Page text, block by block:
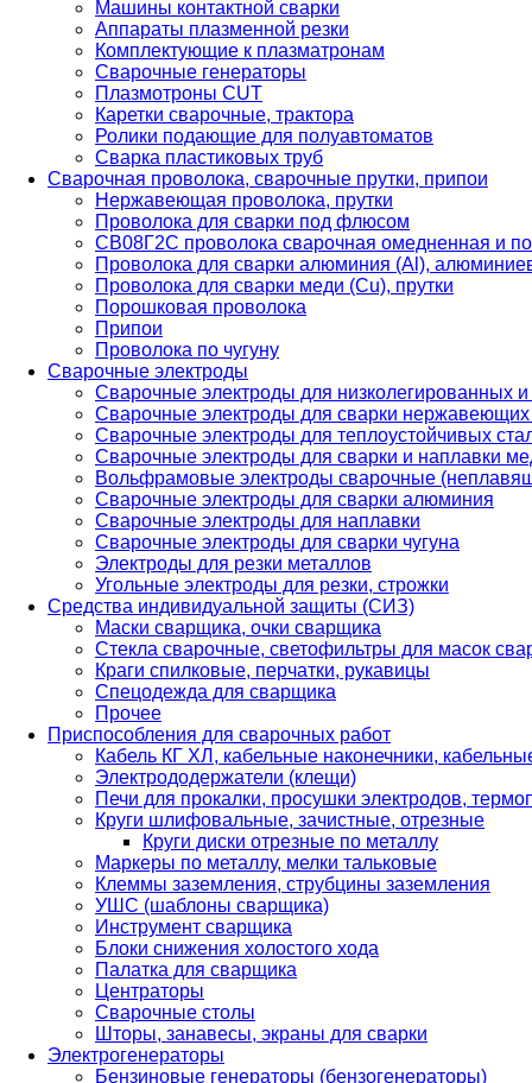
Машины контактной сварки
Аппараты плазменной резки
Комплектующие к плазматронам
Сварочные генераторы
Плазмотроны CUT
Каретки сварочные, трактора
Ролики подающие для полуавтоматов
Сварка пластиковых труб
Сварочная проволока, сварочные прутки, припои
Нержавеющая проволока, прутки
Проволока для сварки под флюсом
СВ08Г2С проволока сварочная омедненная и
Проволока для сварки алюминия (Al),
Проволока для сварки меди (Cu), прутки
Порошковая проволока
Припои
Проволока по чугуну
Сварочные электроды
Сварочные электроды для низколегированных и
Сварочные электроды для сварки
Сварочные электроды для теплоустойчивых
Сварочные электроды для сварки и наплавки
Вольфрамовые электроды сварочные
Сварочные электроды для сварки алюминия
Сварочные электроды для наплавки
Сварочные электроды для сварки чугуна
Электроды для резки металлов
Угольные электроды для резки, строжки
Средства индивидуальной защиты (СИЗ)
Маски сварщика, очки сварщика
Стекла сварочные, светофильтры для масок
Краги спилковые, перчатки, рукавицы
Спецодежда для сварщика
Прочее
Приспособления для сварочных работ
Кабель КГ ХЛ, кабельные наконечники,
Электрододержатели (клещи)
Печи для прокалки, просушки электродов,
Круги шлифовальные, зачистные, отрезные
Круги диски отрезные по металлу
Маркеры по металлу, мелки тальковые
Клеммы заземления, струбцины заземления
УШС (шаблоны сварщика)
Инструмент сварщика
Блоки снижения холостого хода
Палатка для сварщика
Центраторы
Сварочные столы
Шторы, занавесы, экраны для сварки
Электрогенераторы
Бензиновые генераторы (бензогенераторы)